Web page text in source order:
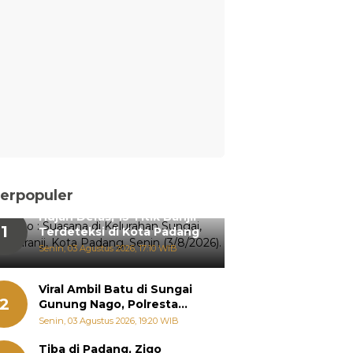
1
Hujan Deras, 15 Titik Banjir
Terdeteksi di Kota Padang
Senin, 03 Agustus 2026, 17:10 WIB
Viral Ambil Batu di Sungai
Gunung Nago, Polresta
Padang Ungkap Fakta
Senin, 03 Agustus 2026, 19:20 WIB
Tiba di Padang, Zigo